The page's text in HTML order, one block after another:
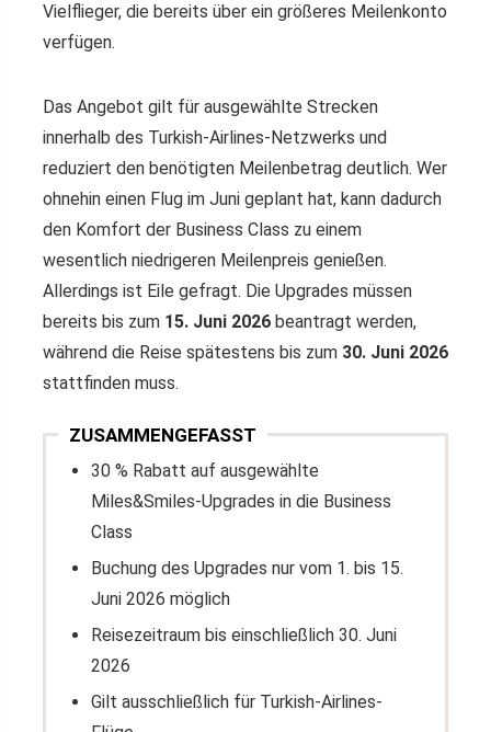
Vielflieger, die bereits über ein größeres Meilenkonto
verfügen.
Das Angebot gilt für ausgewählte Strecken
innerhalb des Turkish-Airlines-Netzwerks und
reduziert den benötigten Meilenbetrag deutlich. Wer
ohnehin einen Flug im Juni geplant hat, kann dadurch
den Komfort der Business Class zu einem
wesentlich niedrigeren Meilenpreis genießen.
Allerdings ist Eile gefragt. Die Upgrades müssen
bereits bis zum 15. Juni 2026 beantragt werden,
während die Reise spätestens bis zum 30. Juni 2026
stattfinden muss.
ZUSAMMENGEFASST
30 % Rabatt auf ausgewählte
Miles&Smiles-Upgrades in die Business
Class
Buchung des Upgrades nur vom 1. bis 15.
Juni 2026 möglich
Reisezeitraum bis einschließlich 30. Juni
2026
Gilt ausschließlich für Turkish-Airlines-